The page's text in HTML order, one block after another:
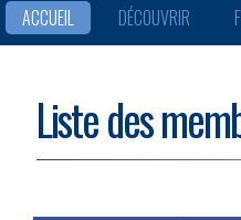
ACCUEIL DÉCOUVRIR
Liste des